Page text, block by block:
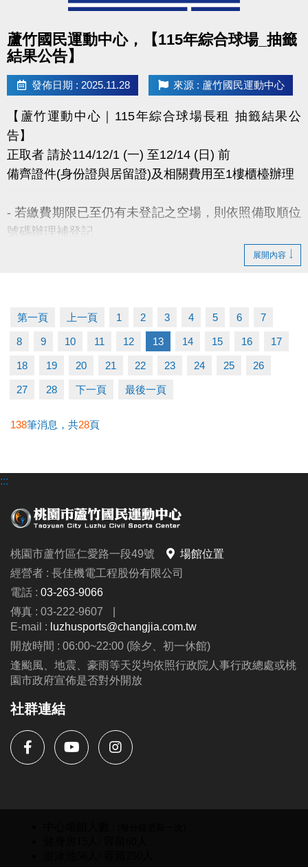
蘆竹國民運動中心，【115年綜合球場_抽籤
結果公告】
發佈日期 : 2025.11.28 來源 : 蘆竹國民運動中心
【蘆竹運動中心｜115年綜合球場長租 抽籤結果公
告】
正取者 請於114/12/1 (一) 至12/14 (日) 前
備齊證件(身份證與居留證)及相關費用至1樓櫃檯辦理
- 若繳費期限已至仍有未登記之空場，則依照備取順位
號碼辦理補登記
- 若備取皆放棄租借權利，將於114年12月22日(一)公
佈可租借時段，採優先登記並繳費 完成制。
- 如有未盡事宜，以中心櫃台人員說明為主。
官網 :
https://www.lzsports.com.tw/zh_TW/news/pageID/1/
IG : @luzhusports
展開內容
第一頁 上一頁 1 2 3 4 5 6 7
8 9 10 11 12 13 14 15 16 17
18 19 20 21 22 23 24 25 26
27 28 下一頁 最後一頁
138筆消息，共28頁
:::
桃園市蘆竹區仁愛路一段49號
場館位置
經營者 : 長佳機電工程股份有限公司
電話 : 03-263-9066
傳真 : 03-222-9607
|
E-mail : luzhusports@changjia.com.tw
開放時間 : 06:00~22:00 (除夕、初一休館)
逢颱風、地震、豪雨等天災均依照行政院人事行政總處或桃
園市政府宣佈是否對外開放
社群連結